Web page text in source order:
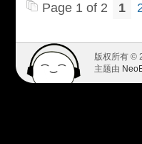
Page 1 of 2 1
版权所有 ©
主题由